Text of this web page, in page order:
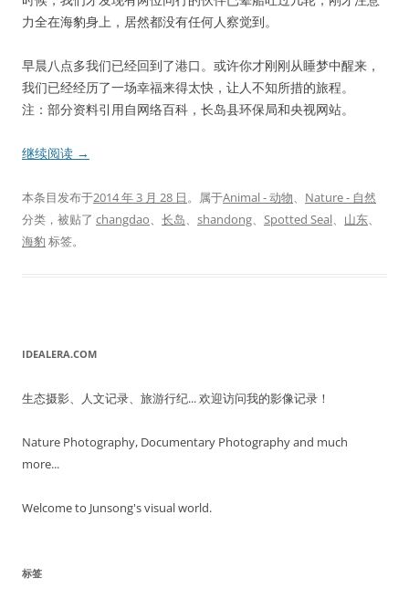
力全在海豹身上，居然都没有任何人察觉到。
早晨八点多我们已经回到了港口。或许你才刚刚从睡梦中醒来，
我们已经经历了一场幸福来得太快，让人不知所措的旅程。
注：部分资料引用自网络百科，长岛县环保局和央视网站。
继续阅读 →
本条目发布于2014 年 3 月 28 日。属于Animal - 动物、 Nature - 自然
分类，被贴了 changdao、 长岛、 shandong、 Spotted Seal、 山东、
海豹 标签。
IDEALERA.COM
生态摄影、人文记录、旅游行纪... 欢迎访问我的影像记录！
Nature Photography, Documentary Photography and much
more...
Welcome to Junsong's visual world.
标签